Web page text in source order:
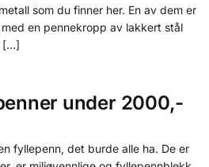
som du finner her. En av dem er
en pennekropp av lakkert stål
[…]
under 2000,-
fyllepenn, det burde alle ha. De er